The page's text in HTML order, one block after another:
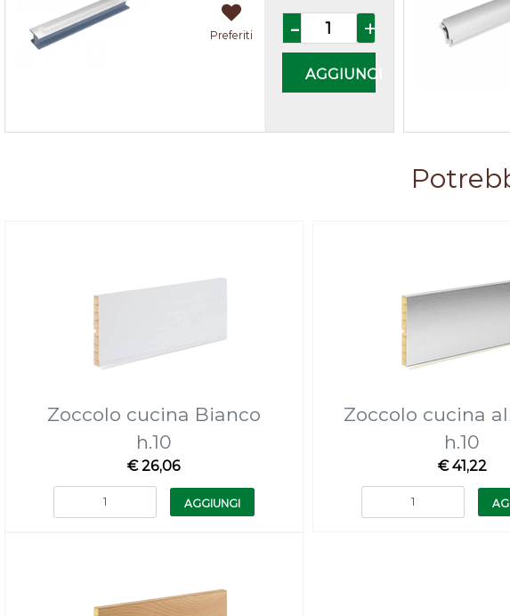
Preferiti
Quantità
AGGIUNGI
Zoccolo cucina Bianco
h.10
€ 26,06
Quantità
AGGIUNGI
Zoccolo cucina
h.10
€ 41,22
Quantità